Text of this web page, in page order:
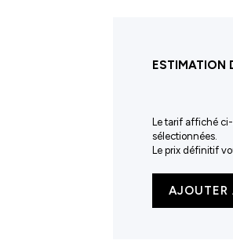
ESTIMATION
Le tarif affiché
sélectionnées.
Le prix définitif
quantité
AJOUTER